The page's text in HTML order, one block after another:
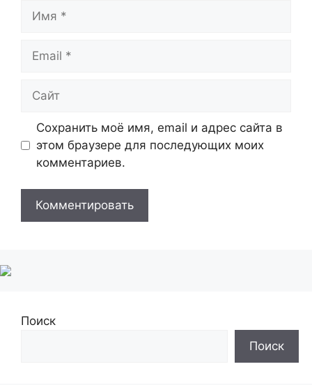
Сохранить моё имя, email и адрес сайта в
этом браузере для последующих моих
комментариев.
Поиск
Поиск